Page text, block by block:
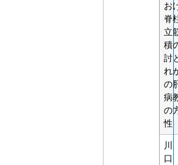
お
脊
立
積
討
れ
の
病
の
性
川
口